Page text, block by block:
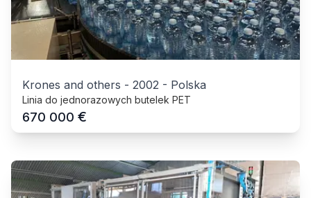
Krones and others - 2002 - Polska
Linia do jednorazowych butelek PET
670 000 €